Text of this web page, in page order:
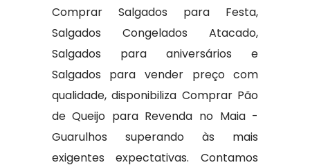
Comprar Salgados para Festa,
Salgados Congelados Atacado,
Salgados para aniversários e
Salgados para vender preço com
qualidade, disponibiliza Comprar Pão
de Queijo para Revenda no Maia -
Guarulhos superando às mais
exigentes expectativas. Contamos